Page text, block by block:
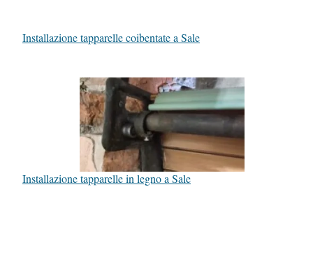
Installazione tapparelle coibentate a Sale
Installazione tapparelle in legno a Sale